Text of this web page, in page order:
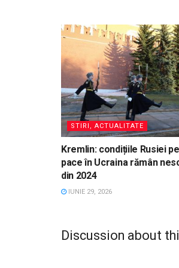
STIRI, ACTUALITATE
Kremlin: condițiile Rusiei
pace în Ucraina rămân
din 2024
IUNIE 29, 2026
Discussion about